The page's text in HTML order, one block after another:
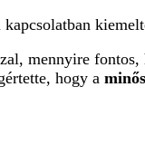
kapcsolatban
mennyire
hogy a